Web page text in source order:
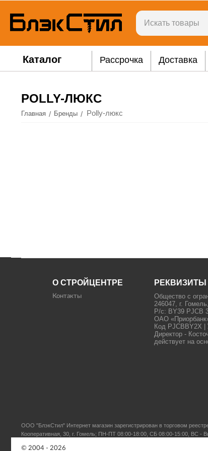
Каталог Рассрочка Доставка
POLLY-ЛЮКС
Главная / Бренды / Polly-люкс
О СТРОЙЦЕНТРЕ
Контакты
РЕКВИЗИТЫ
Общество с
246047, г.
Р/с: BY39 PJCB
ОАО
Код PJCBBY2X |
Директор -
действует на
ООО "БлэкСтил" Интернет магазин зарегистрирован в торговом
Кооперативная, 30, г. Гомель; ПН-ПТ 08:00-18:00, СБ 08:00-15:00, ВС -
© 2004 - 2026